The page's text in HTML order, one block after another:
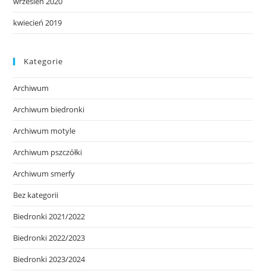
kwiecień 2019
Kategorie
Archiwum
Archiwum biedronki
Archiwum motyle
Archiwum pszczółki
Archiwum smerfy
Bez kategorii
Biedronki 2021/2022
Biedronki 2022/2023
Biedronki 2023/2024